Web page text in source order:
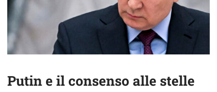
Putin e il consenso alle stelle